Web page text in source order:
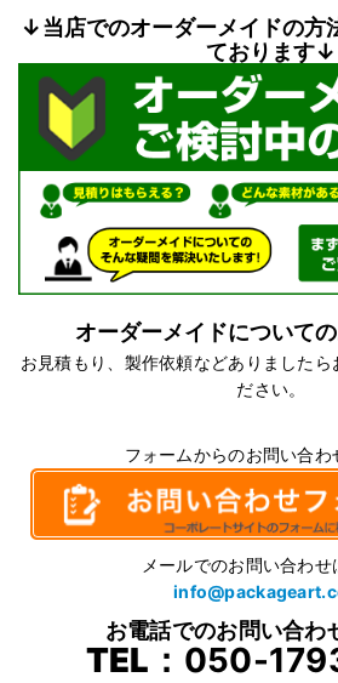
↓当店でのオーダーメイドの方
ております↓
オーダーメイドについて
お見積もり、製作依頼などありましたら
ださい。
フォームからのお問い合わ
メールでのお問い合わせ
お電話でのお問い合わ
TEL： 050-